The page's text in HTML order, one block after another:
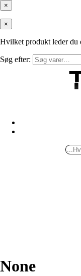
×
×
Hvilket produkt leder du
Søg efter:
None